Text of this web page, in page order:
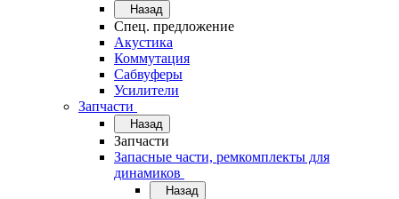
Назад
Спец. предложение
Акустика
Коммутация
Сабвуферы
Усилители
Запчасти
Назад
Запчасти
Запасные части, ремкомплекты для
динамиков
Назад